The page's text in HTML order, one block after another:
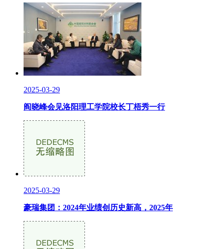
2025-03-29
阎晓峰会见洛阳理工学院校长丁梧秀一行
2025-03-29
豪瑞集团：2024年业绩创历史新高，2025年